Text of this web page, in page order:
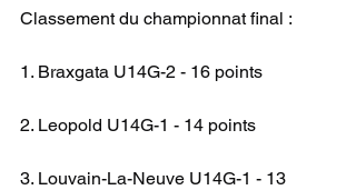
Classement du championnat final :
1. Braxgata U14G-2 - 16 points
2. Leopold U14G-1 - 14 points
3. Louvain-La-Neuve U14G-1 - 13